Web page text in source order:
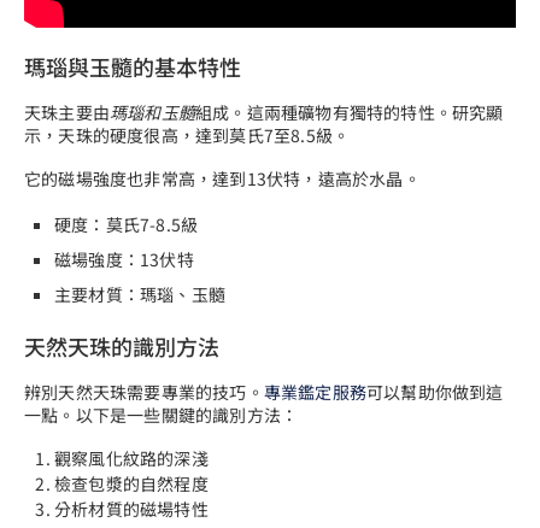
瑪瑙與玉髓的基本特性
天珠主要由瑪瑙和玉髓組成。這兩種礦物有獨特的特性。研究顯
示，天珠的硬度很高，達到莫氏7至8.5級。
它的磁場強度也非常高，達到13伏特，遠高於水晶。
硬度：莫氏7-8.5級
磁場強度：13伏特
主要材質：瑪瑙、玉髓
天然天珠的識別方法
辨別天然天珠需要專業的技巧。 專業鑑定服務可以幫助你做到這
一點。以下是一些關鍵的識別方法：
觀察風化紋路的深淺
檢查包漿的自然程度
分析材質的磁場特性